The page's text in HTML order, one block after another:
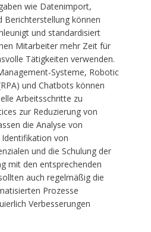
wie Datenimport,
Berichterstellung können
und standardisiert
Mitarbeiter mehr Zeit für
Tätigkeiten verwenden.
Systeme, Robotic
und Chatbots können
Arbeitsschritte zu
zur Reduzierung von
die Analyse von
von
und die Schulung der
mit den entsprechenden
auch regelmäßig die
Prozesse
Verbesserungen